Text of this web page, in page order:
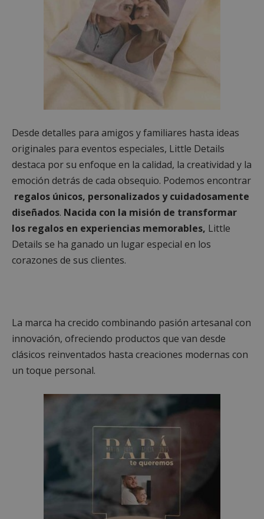
Desde detalles para amigos y familiares hasta ideas
originales para eventos especiales, Little Details
destaca por su enfoque en la calidad, la creatividad y la
emoción detrás de cada obsequio. Podemos encontrar
regalos únicos, personalizados y cuidadosamente
diseñados. Nacida con la misión de transformar
los regalos en experiencias memorables, Little
Details se ha ganado un lugar especial en los
corazones de sus clientes.
La marca ha crecido combinando pasión artesanal con
innovación, ofreciendo productos que van desde
clásicos reinventados hasta creaciones modernas con
un toque personal.